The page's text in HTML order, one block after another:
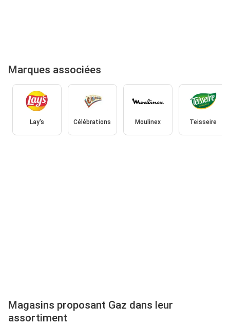
Marques associées
Lay's Célébrations Moulinex Teisseire
Magasins proposant Gaz dans leur
assortiment